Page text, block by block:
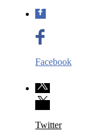
Facebook
Twitter